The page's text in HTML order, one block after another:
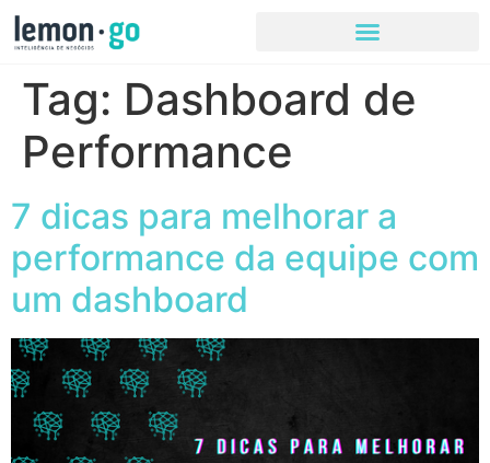
Tag: Dashboard de
Performance
7 dicas para melhorar a
performance da equipe com
um dashboard